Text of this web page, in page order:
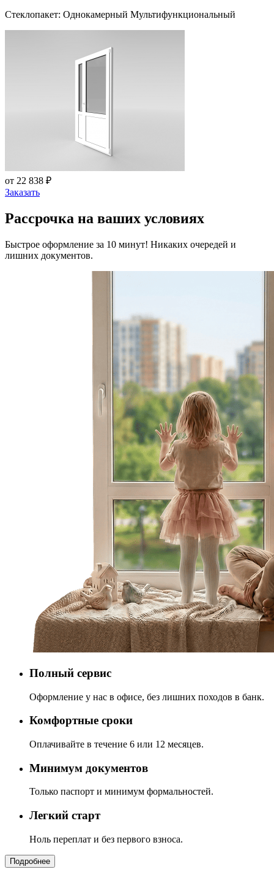
Стеклопакет: Однокамерный Мультифункциональный
от 22 838 ₽
Заказать
Рассрочка на ваших условиях
Быстрое оформление за 10 минут! Никаких очередей и
лишних документов.
Полный сервис
Оформление у нас в офисе, без лишних походов в банк.
Комфортные сроки
Оплачивайте в течение 6 или 12 месяцев.
Минимум документов
Только паспорт и минимум формальностей.
Легкий старт
Ноль переплат и без первого взноса.
Подробнее